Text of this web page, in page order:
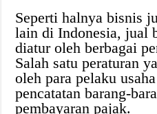
Seperti halnya bisnis
lain di Indonesia, jual
diatur oleh berbagai
Salah satu peraturan
oleh para pelaku
pencatatan barang-
pembayaran pajak.